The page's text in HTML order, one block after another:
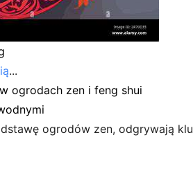
...
ogrodach zen i feng shui
ogrodów zen, odgrywają